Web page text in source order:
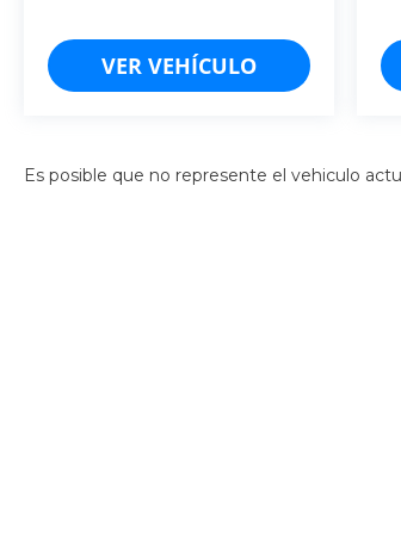
VER VEHÍCULO
Es posible que no represente el vehiculo